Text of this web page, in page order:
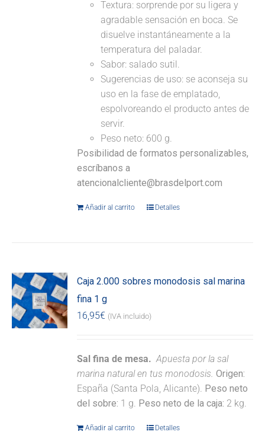
Textura: sorprende por su ligera y
agradable sensación en boca. Se
disuelve instantáneamente a la
temperatura del paladar.
Sabor: salado sutil.
Sugerencias de uso: se aconseja su
uso en la fase de emplatado,
espolvoreando el producto antes de
servir.
Peso neto: 600 g.
Posibilidad de formatos personalizables,
escríbanos a
atencionalcliente@brasdelport.com
Añadir al carrito Detalles
Caja 2.000 sobres monodosis sal marina
fina 1 g
16,95€ (IVA incluido)
Sal fina de mesa. Apuesta por la sal
marina natural en tus monodosis. Origen:
España (Santa Pola, Alicante). Peso neto
del sobre: 1 g. Peso neto de la caja: 2 kg.
Añadir al carrito Detalles